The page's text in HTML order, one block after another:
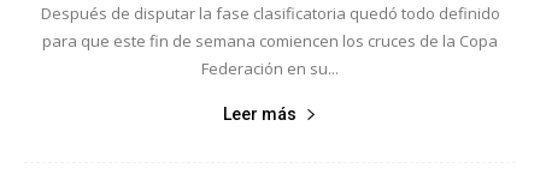
Después de disputar la fase clasificatoria quedó todo definido
para que este fin de semana comiencen los cruces de la Copa
Federación en su...
Leer más